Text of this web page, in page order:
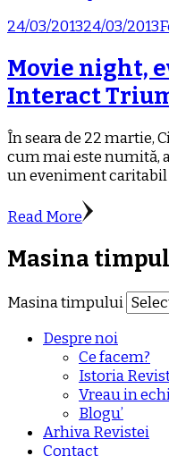
24/03/201324/03/2013
Movie night,
Interact
În seara de 22 martie,
cum mai este numită,
un eveniment
Read More
Masina
Masina timpului
Despre noi
Ce facem?
Istoria
Vreau in
Blogu’
Arhiva Revistei
Contact